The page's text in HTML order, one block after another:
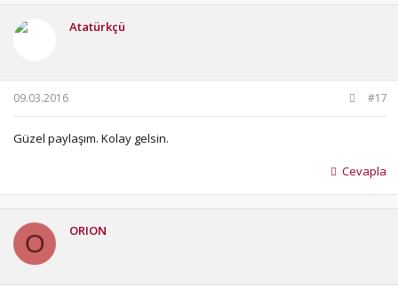
Atatürkçü
09.03.2016 #17
Güzel paylaşım. Kolay gelsin.
Cevapla
O ORION